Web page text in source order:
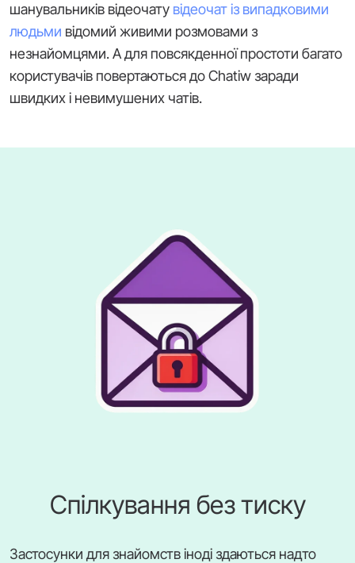
шанувальників відеочату відеочат із випадковими
людьми відомий живими розмовами з
незнайомцями. А для повсякденної простоти багато
користувачів повертаються до Chatiw заради
швидких і невимушених чатів.
Спілкування без тиску
Застосунки для знайомств іноді здаються надто